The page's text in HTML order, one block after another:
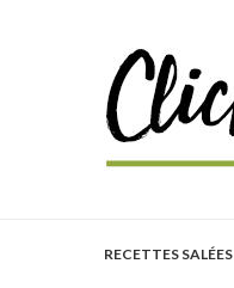
RECETTES SALÉES